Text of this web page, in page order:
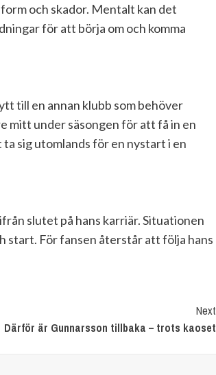
och skador. Mentalt kan det
för att börja om och komma
till en annan klubb som behöver
mitt under säsongen för att få in en
sig utomlands för en nystart i en
slutet på hans karriär. Situationen
start. För fansen återstår att följa hans
Next
Därför är Gunnarsson tillbaka – trots kaoset